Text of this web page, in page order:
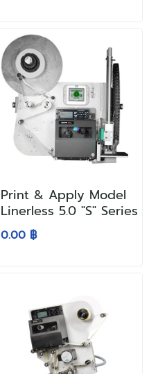
Print & Apply Model
Linerless 5.0 "S" Series
0.00 ฿